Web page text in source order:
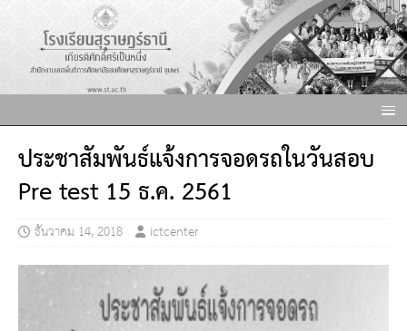
ประชาสัมพันธ์แจ้งการจอดรถในวันสอบ
Pre test 15 ธ.ค. 2561
ธันวาคม 14, 2018 ictcenter